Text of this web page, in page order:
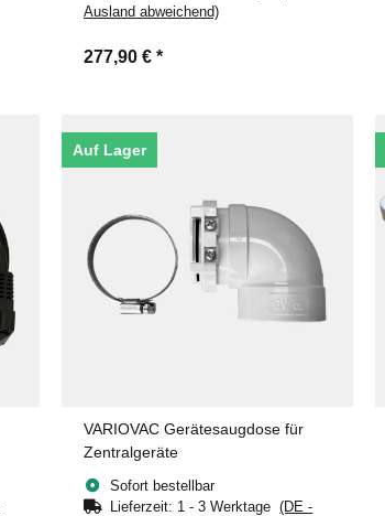
Ausland abweichend)
277,90 € *
Auf Lager
VARIOVAC Gerätesaugdose für
Zentralgeräte
Sofort bestellbar
Lieferzeit: 1 - 3 Werktage(DE -